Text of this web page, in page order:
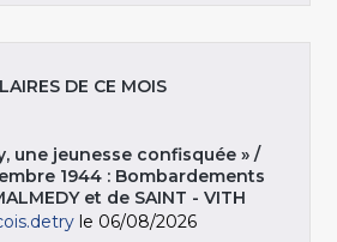
DE CE MOIS
une jeunesse confisquée » /
1944 : Bombardements
et de SAINT - VITH
le 06/08/2026